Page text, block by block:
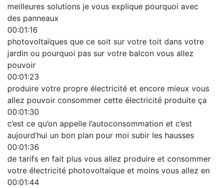
meilleures solutions je vous explique pourquoi avec
des panneaux
00:01:16
photovoltaïques que ce soit sur votre toit dans votre
jardin ou pourquoi pas sur votre balcon vous allez
pouvoir
00:01:23
produire votre propre électricité et encore mieux vous
allez pouvoir consommer cette électricité produite ça
00:01:30
c’est ce qu’on appelle l’autoconsommation et c’est
aujourd’hui un bon plan pour moi subir les hausses
00:01:36
de tarifs en fait plus vous allez produire et consommer
votre électricité photovoltaïque et moins vous allez en
00:01:44